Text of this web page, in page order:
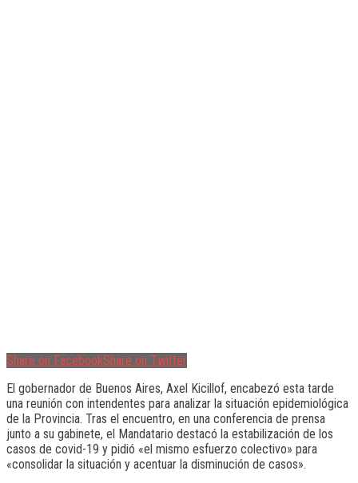
Share on FacebookShare on Twitter
El gobernador de Buenos Aires, Axel Kicillof, encabezó esta tarde
una reunión con intendentes para analizar la situación epidemiológica
de la Provincia. Tras el encuentro, en una conferencia de prensa
junto a su gabinete, el Mandatario destacó la estabilización de los
casos de covid-19 y pidió «el mismo esfuerzo colectivo» para
«consolidar la situación y acentuar la disminución de casos».